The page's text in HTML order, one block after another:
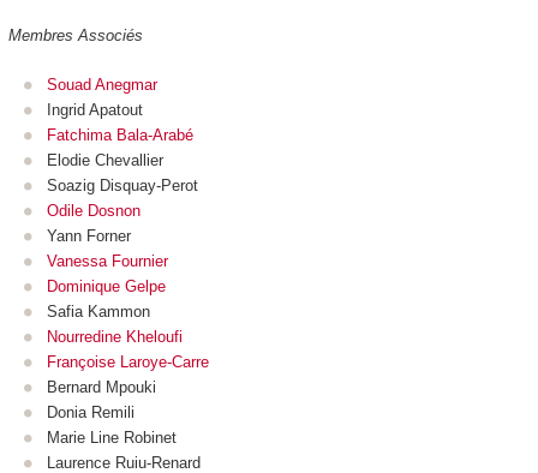
Membres Associés
Souad Anegmar
Ingrid Apatout
Fatchima Bala-Arabé
Elodie Chevallier
Soazig Disquay-Perot
Odile Dosnon
Yann Forner
Vanessa Fournier
Dominique Gelpe
Safia Kammon
Nourredine Kheloufi
Françoise Laroye-Carre
Bernard Mpouki
Donia Remili
Marie Line Robinet
Laurence Ruiu-Renard